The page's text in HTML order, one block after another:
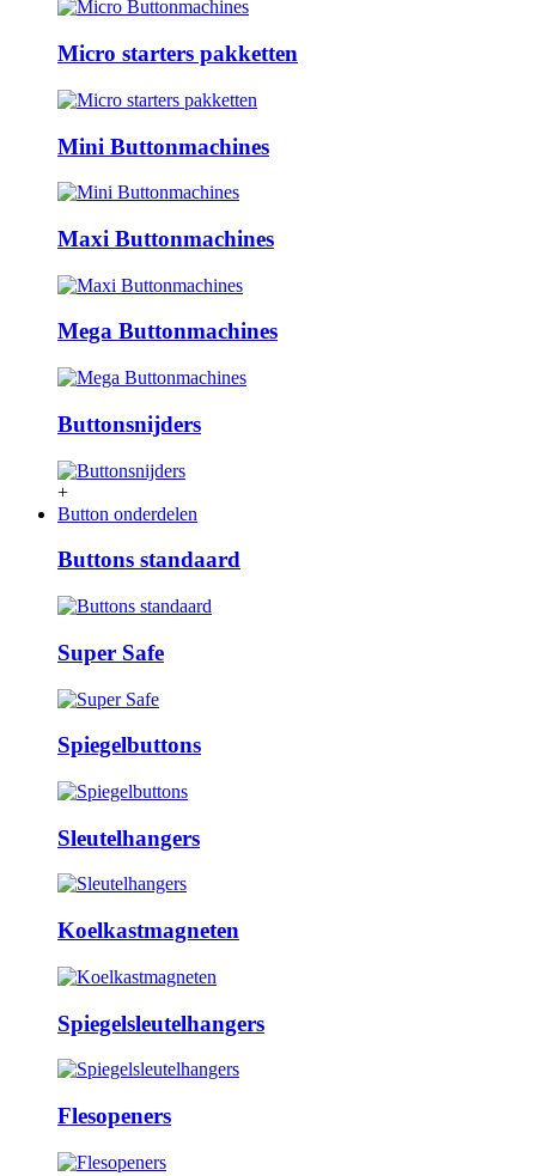
Micro starters pakketten
Mini Buttonmachines
Maxi Buttonmachines
Mega Buttonmachines
Buttonsnijders
+
Button onderdelen
Buttons standaard
Super Safe
Spiegelbuttons
Sleutelhangers
Koelkastmagneten
Spiegelsleutelhangers
Flesopeners